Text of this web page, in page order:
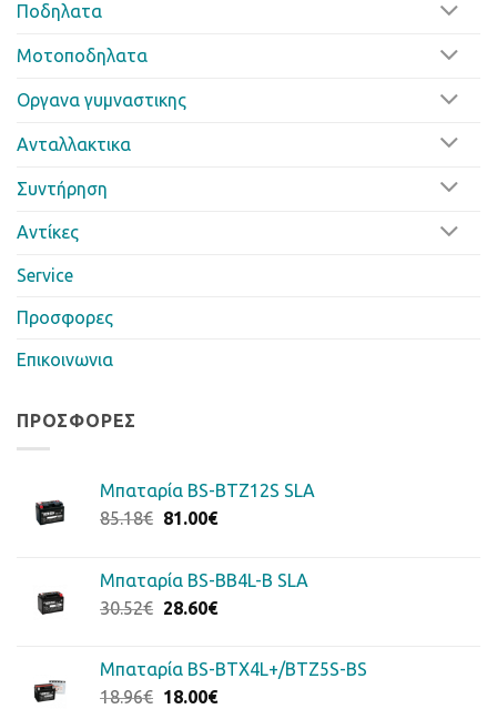
Ποδηλατα
Μοτοποδηλατα
Οργανα γυμναστικης
Ανταλλακτικα
Συντήρηση
Αντίκες
Service
Προσφορες
Επικοινωνια
ΠΡΟΣΦΟΡΈΣ
Μπαταρία BS-BTZ12S SLA
85.18€ Original
85.18€.
81.00€Η
είναι:
81.00€.
Μπαταρία BS-BB4L-B SLA
30.52€ Original
30.52€.
28.60€Η
είναι:
28.60€.
Μπαταρία BS-BTX4L+/BTZ5S-BS
18.96€ Original
18.00€Η